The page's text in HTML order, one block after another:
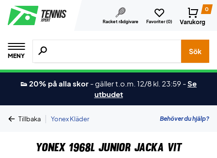
Racket rådgivare Favoriter (0)
0
Varukorg
MENY
Sök efter produkter, märken osv.
Sök
👟 20% på alla skor -gäller t.o.m. 12/8 kl. 23:59 -Se
utbudet
Tillbaka | Yonex Kläder Behöver du hjälp?
Yonex 1968L Junior Jacka Vit